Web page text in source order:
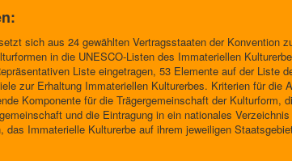
sich aus 24 gewählten Vertragsstaaten der Konvention
in die UNESCO-Listen des Immateriellen
Liste eingetragen, 53 Elemente auf der Liste
zur Erhaltung Immateriellen Kulturerbes. Kriterien für die
Komponente für die Trägergemeinschaft der Kulturform,
und die Eintragung in ein nationales
Immaterielle Kulturerbe auf ihrem jeweiligen